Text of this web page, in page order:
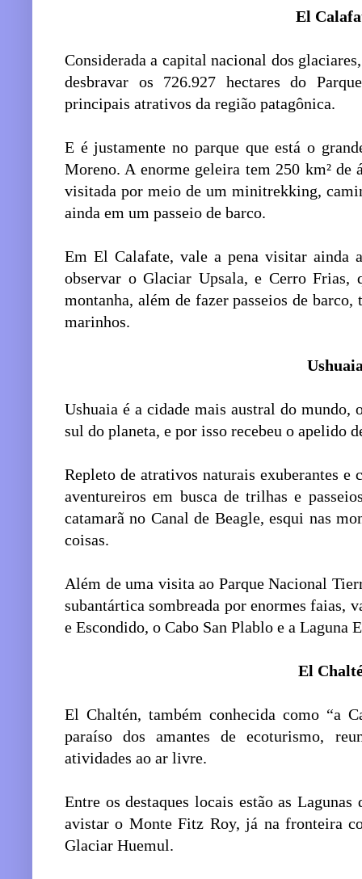
El
Considerada a capital nacional dos
desbravar os 726.927 hectares do
principais atrativos da região patagônica.
E é justamente no parque que está o
Moreno. A enorme geleira tem 250 km² de
visitada por meio de um minitrekking,
ainda em um passeio de barco.
Em El Calafate, vale a pena visitar ainda
observar o Glaciar Upsala, e Cerro Frias,
montanha, além de fazer passeios de
marinhos.
Ushuaia é a cidade mais austral do
sul do planeta, e por isso recebeu o apelido
Repleto de atrativos naturais exuberantes
aventureiros em busca de trilhas e
catamarã no Canal de Beagle, esqui nas
coisas.
Além de uma visita ao Parque Nacional
subantártica sombreada por enormes faias,
e Escondido, o Cabo San Plablo e a Laguna
El
El Chaltén, também conhecida como “a
paraíso dos amantes de ecoturismo,
atividades ao ar livre.
Entre os destaques locais estão as
avistar o Monte Fitz Roy, já na fronteira
Glaciar Huemul.